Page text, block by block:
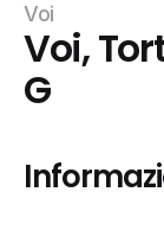
Voi
Voi,
G